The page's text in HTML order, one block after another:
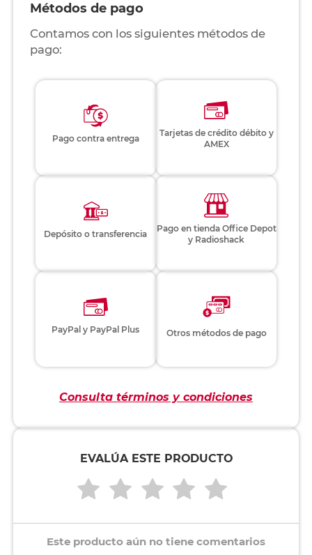
Métodos de pago
Contamos con los siguientes métodos de
pago:
Pago contra entrega
Tarjetas de crédito débito y
AMEX
Depósito o transferencia
Pago en tienda Office Depot
y Radioshack
PayPal y PayPal Plus Otros métodos de pago
Consulta términos y condiciones
EVALÚA ESTE PRODUCTO
Este producto aún no tiene comentarios